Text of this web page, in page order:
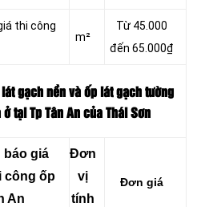
thi công
m²
Từ 45.000
đến 65.000₫
gạch nền và ốp lát gạch tường
tại Tp Tân An của Thái Sơn
báo giá
công ốp
An
Đơn
vị
tính
Đơn giá